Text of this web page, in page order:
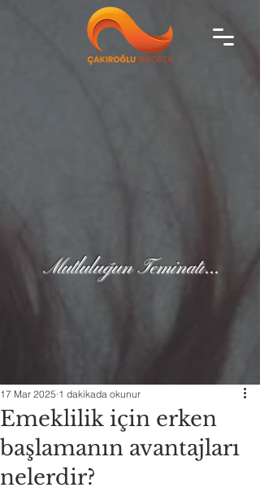
Mutluluğun Teminatı...
Emeklilik için erken
başlamanın avantajları
nelerdir?
17 Mar 2025 1 dakikada okunur